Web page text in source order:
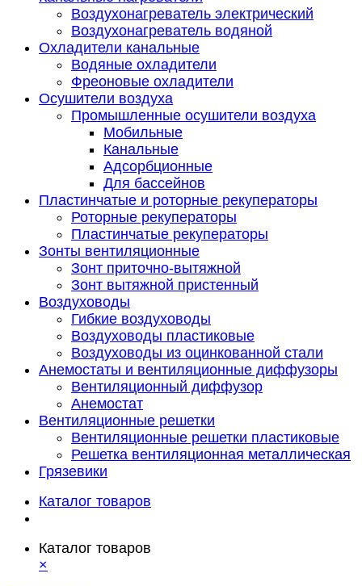
Воздухонагреватель электрический
Воздухонагреватель водяной
Охладители канальные
Водяные охладители
Фреоновые охладители
Осушители воздуха
Промышленные осушители воздуха
Мобильные
Канальные
Адсорбционные
Для бассейнов
Пластинчатые и роторные рекуператоры
Роторные рекуператоры
Пластинчатые рекуператоры
Зонты вентиляционные
Зонт приточно-вытяжной
Зонт вытяжной пристенный
Воздуховоды
Гибкие воздуховоды
Воздуховоды пластиковые
Воздуховоды из оцинкованной стали
Анемостаты и вентиляционные диффузоры
Вентиляционный диффузор
Анемостат
Вентиляционные решетки
Вентиляционные решетки пластиковые
Решетка вентиляционная металлическая
Грязевики
Каталог товаров
Каталог товаров
×